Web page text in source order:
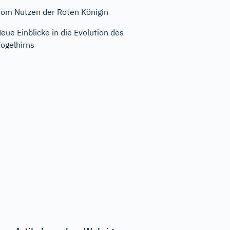
Nutzen der Roten Königin
Einblicke in die Evolution des